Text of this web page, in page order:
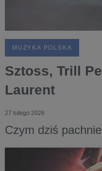
MUZYKA POLSKA
Sztoss, Trill
Laurent
27 lutego 2026
Czym dziś